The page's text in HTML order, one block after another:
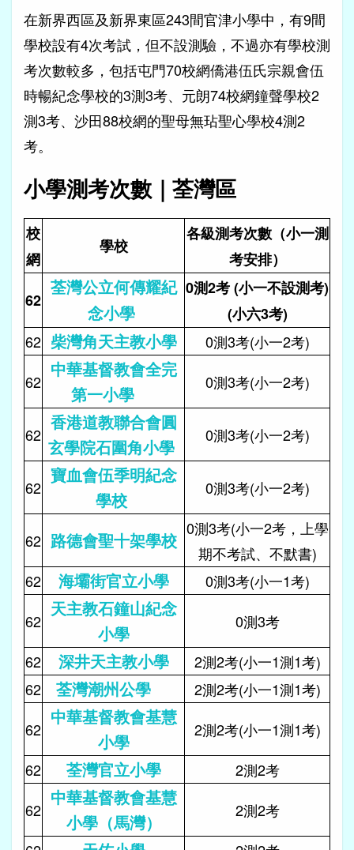
在新界西區及新界東區243間官津小學中，有9間
學校設有4次考試，但不設測驗，不過亦有學校測
考次數較多，包括屯門70校網僑港伍氏宗親會伍
時暢紀念學校的3測3考、元朗74校網鐘聲學校2
測3考、沙田88校網的聖母無玷聖心學校4測2
考。
小學測考次數｜荃灣區
校
網
學校
各級測考次數（小一測
考安排）
62
荃灣公立何傳耀紀
念小學
0測2考 (小一不設測考)
(小六3考)
62 柴灣角天主教小學
0測3考(小一2考)
62
中華基督教會全完
第一小學
0測3考(小一2考)
62
香港道教聯合會圓
玄學院石圍角小學
0測3考(小一2考)
62
寶血會伍季明紀念
學校
0測3考(小一2考)
62 路德會聖十架學校
0測3考(小一2考，上學
期不考試、不默書)
62
海壩街官立小學
0測3考(小一1考)
62
天主教石鐘山紀念
小學
0測3考
62
深井天主教小學
2測2考(小一1測1考)
62
荃灣潮州公學
2測2考(小一1測1考)
62
中華基督教會基慧
小學
2測2考(小一1測1考)
62
荃灣官立小學
2測2考
62
中華基督教會基慧
小學（馬灣）
2測2考